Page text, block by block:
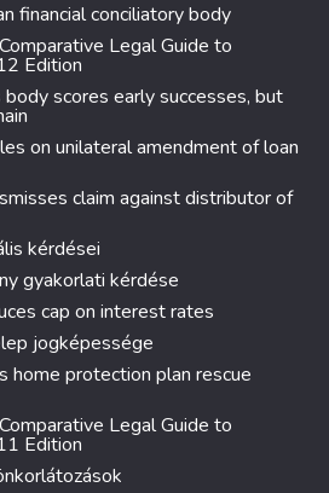
financial conciliatory body
Legal Guide to
Edition
body scores early successes, but
on unilateral amendment of loan
claim against distributor of
kérdései
gyakorlati kérdése
cap on interest rates
jogképessége
home protection plan rescue
Legal Guide to
Edition